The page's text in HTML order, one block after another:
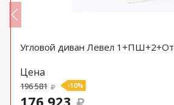
Угловой диван Левел 1+ПШ+2+От
Цена
196 581 -10%
176 923